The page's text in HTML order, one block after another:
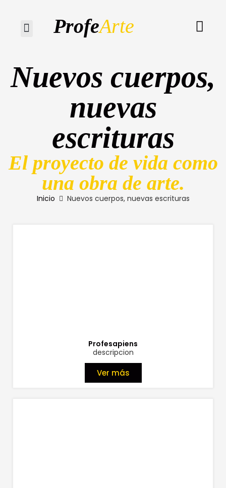
ProfeArte
Nuevos cuerpos,
nuevas
escrituras
El proyecto de vida como
una obra de arte.
Inicio Nuevos cuerpos, nuevas escrituras
Profesapiens
descripcion
Ver más